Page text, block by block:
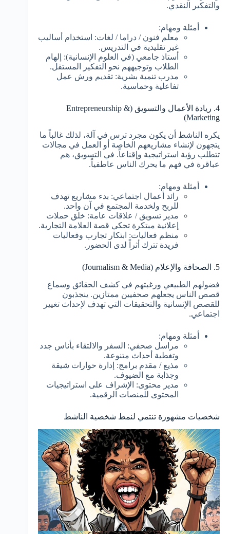
والتفكير النقدي.
أمثلة ومهام:
معلم فنون / دراما / لغات: استخدام أساليب
غير تقليدية في التدريس.
أستاذ جامعي (في العلوم الإنسانية): إلهام
الطلاب وتوجيههم نحو التفكير المستقل.
مدرب تنمية بشرية: تقديم ورش عمل
تفاعلية وحماسية.
4. ريادة الأعمال والتسويق (Entrepreneurship &
Marketing)
يكره الناشط أن يكون مجرد ترس في آلة، لذلك غالباً ما
يتجهون لإنشاء مشاريعهم الخاصة أو العمل في مجالات
تتطلب رؤية استراتيجية وإقناعاً. في التسويق، هم
عباقرة في فهم ما يحرك الناس عاطفياً.
أمثلة ومهام:
رائد أعمال اجتماعي: بدء مشاريع تهدف
للربح ولخدمة المجتمع في آن واحد.
مدير تسويق / علاقات عامة: خلق حملات
إعلانية مبتكرة تحكي قصة العلامة التجارية.
منظم فعاليات: ابتكار تجارب وفعاليات
فريدة تترك أثراً لدى الحضور.
5. الصحافة والإعلام (Journalism & Media)
فضولهم الطبيعي ورغبتهم في كشف الحقائق وسماع
قصص الناس يجعلهم صحفيين ممتازين. ينجذبون
للقصص الإنسانية والتحقيقات التي تهدف لإحداث تغيير
اجتماعي.
أمثلة ومهام:
مراسل صحفي: السفر والالتقاء بأناس جدد
وتغطية أحداث متنوعة.
مذيع / مقدم برامج: إدارة حوارات شيقة
وجذابة مع الضيوف.
مدير محتوى: الإشراف على استراتيجيات
المحتوى للمنصات الرقمية.
شخصيات مشهورة تنتمي لنمط شخصية الناشط